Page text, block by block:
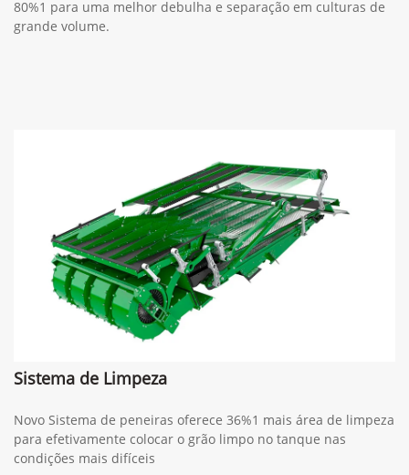
80%1 para uma melhor debulha e separação em culturas de
grande volume.
Sistema de Limpeza
Novo Sistema de peneiras oferece 36%1 mais área de limpeza
para efetivamente colocar o grão limpo no tanque nas
condições mais difíceis